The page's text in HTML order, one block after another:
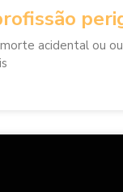
acidental ou